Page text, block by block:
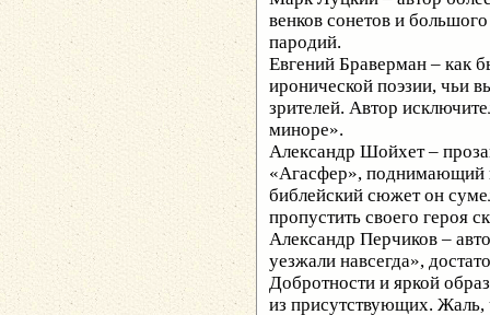
венков сонетов и
пародий.
Евгений Браверман – как
иронической поэзии, чьи
зрителей. Автор
миноре».
Александр Шойхет –
«Агасфер», поднимающий
библейский сюжет он
пропустить своего героя
Александр Перчиков –
уезжали навсегда»,
Добротности и яркой
из присутствующих. Жаль,